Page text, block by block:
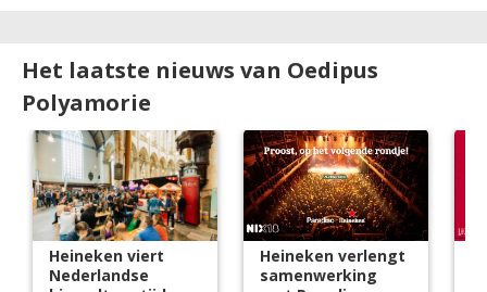
Het laatste nieuws van Oedipus
Polyamorie
Heineken viert
Nederlandse
Heineken verlengt
samenwerking